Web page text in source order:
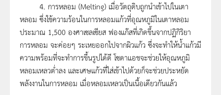
4. การหลอม (Melting) เมื่อวัตถุดิบถูกนำเข้าไปในเตา
หลอม ซึ่งใช้ความร้อนในการหลอมแก้วที่อุณหภูมิในเตาหลอม
ประมาณ 1,500 องศาเซลเซียส ฟองแก๊สที่เกิดขึ้นจากปฏิกิริยา
การหลอม จะค่อยๆ ระเหยออกไปจากผิวแก้ว ซึ่งจะทำให้น้ำแก้วมี
ความพร้อมที่จะทำการขึ้นรูปได้ดี โซดาแอชจะช่วยให้อุณหภูมิ
หลอมเหลวต่ำลง และเศษแก้วที่ใส่เข้าไปด้วยก็จะช่วยประหยัด
พลังงานในการหลอม เมื่อหลอมเหลวเป็นเนื้อเดียวกันแล้ว